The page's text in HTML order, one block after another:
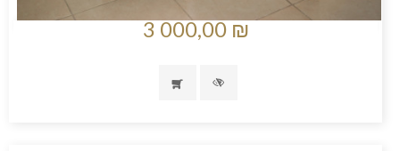
3 000,00 ₪